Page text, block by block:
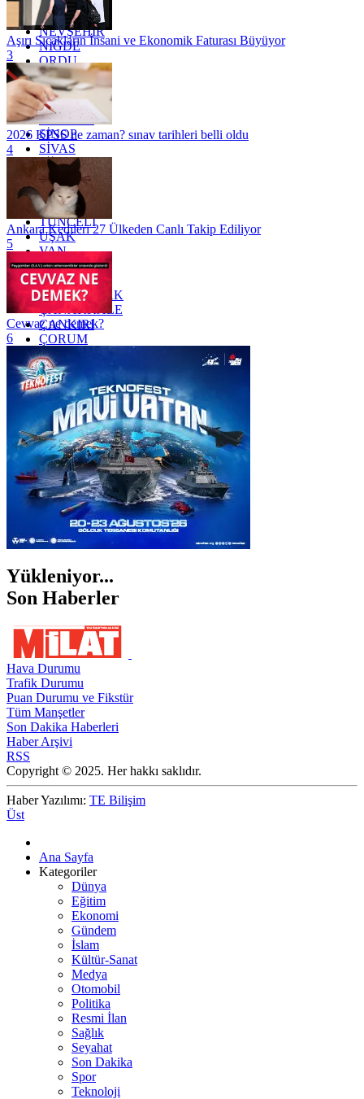
MUŞ
NEVŞEHİR
NİĞDE
ORDU
OSMANİYE
RİZE
SAKARYA
SAMSUN
SİNOP
SİVAS
SİİRT
TEKİRDAĞ
TOKAT
TRABZON
TUNCELİ
UŞAK
VAN
YALOVA
YOZGAT
ZONGULDAK
ÇANAKKALE
ÇANKIRI
ÇORUM
İSTANBUL
İZMİR
ŞANLIURFA
ŞIRNAK
Aşırı Sıcakların İnsani ve Ekonomik Faturası Büyüyor
3
2026 KPSS ne zaman? sınav tarihleri belli oldu
4
Ankara Kedileri 27 Ülkeden Canlı Takip Ediliyor
5
Cevvaz ne demek?
6
Yükleniyor...
Son Haberler
Hava Durumu
Trafik Durumu
Puan Durumu ve Fikstür
Tüm Manşetler
Son Dakika Haberleri
Haber Arşivi
RSS
Copyright © 2025. Her hakkı saklıdır.
Haber Yazılımı: TE Bilişim
Üst
Ana Sayfa
Kategoriler
Dünya
Eğitim
Ekonomi
Gündem
İslam
Kültür-Sanat
Medya
Otomobil
Politika
Resmi İlan
Sağlık
Seyahat
Son Dakika
Spor
Teknoloji